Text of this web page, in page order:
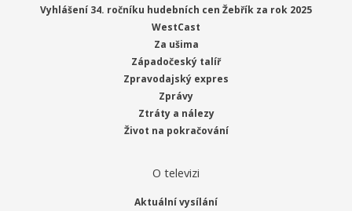
Vyhlášení 34. ročníku hudebních cen Žebřík za rok 2025
WestCast
Za ušima
Západočeský talíř
Zpravodajský expres
Zprávy
Ztráty a nálezy
Život na pokračování
O televizi
Aktuální vysílání